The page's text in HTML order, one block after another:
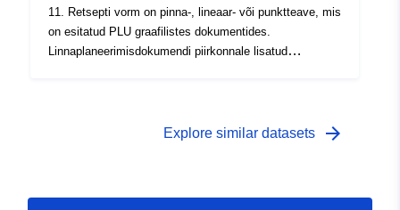
11. Retsepti vorm on pinna-, lineaar- või punktteave, mis
on esitatud PLU graafilistes dokumentides.
Linnaplaneerimisdokumendi piirkonnale lisatud
Explore similar datasets arrow_forward